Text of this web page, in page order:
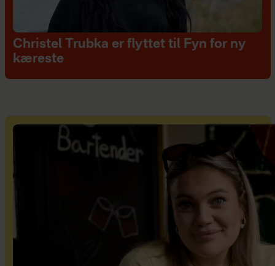
Christel Trubka er flyttet til Fyn for ny
kæreste